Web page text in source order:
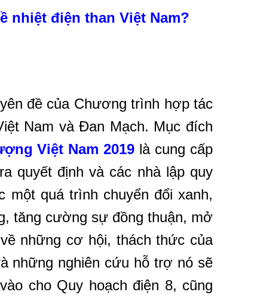
nhiệt điện than Việt Nam?
đề của Chương trình hợp tác
Nam và Đan Mạch. Mục đích
Việt Nam 2019 là cung cấp
quyết định và các nhà lập quy
một quá trình chuyển đổi xanh,
tăng cường sự đồng thuận, mở
những cơ hội, thách thức của
những nghiên cứu hỗ trợ nó sẽ
cho Quy hoạch điện 8, cũng